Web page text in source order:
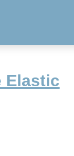
Elastic